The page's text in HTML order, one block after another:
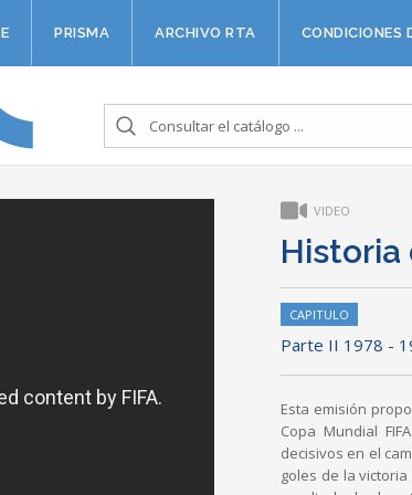
PRISMA ARCHIVO RTA CONDICIONES
VIDEO
Historia
CAPITULO
Parte II 1978 -
Esta emisión
Copa Mundial
decisivos en el
goles de la